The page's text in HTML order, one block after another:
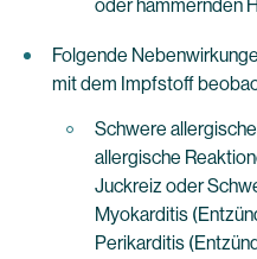
oder hämmernden
Folgende
mit dem Impfstoff
Schwere
allergische
Juckreiz oder
Myokarditis
Perikarditis